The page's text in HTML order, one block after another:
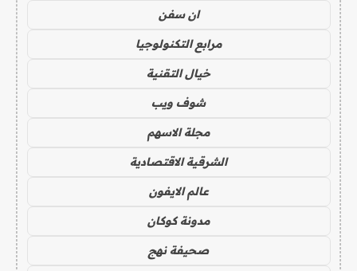
ان سفن
مرابع التكنولوجيا
خيال التقنية
شوف ويب
مجلة الاسهم
الشرقية الاقتصادية
عالم الايفون
مدونة كوكان
صحيفة نهج